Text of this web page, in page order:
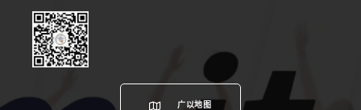
广以地图